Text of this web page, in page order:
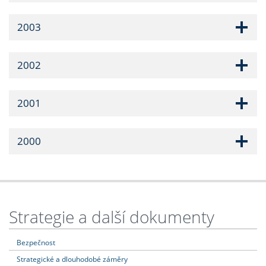
2003
2002
2001
2000
Strategie a další dokumenty
Bezpečnost
Strategické a dlouhodobé záměry